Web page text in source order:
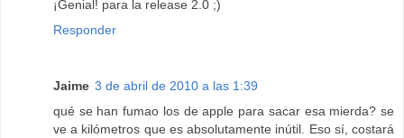
¡Genial! para la release 2.0 ;)
Responder
Jaime 3 de abril de 2010 a las 1:39
qué se han fumao los de apple para sacar esa mierda? se
ve a kilómetros que es absolutamente inútil. Eso sí, costará